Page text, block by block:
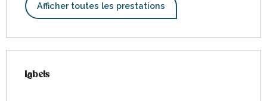
Afficher toutes les prestations
Labels
Labels